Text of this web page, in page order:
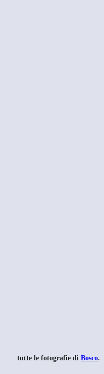
tutte le fotografie di Bosco.